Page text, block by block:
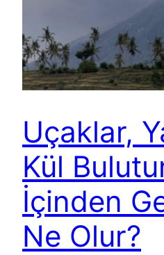
Uçaklar,
Kül
İçinden
Ne Olur?